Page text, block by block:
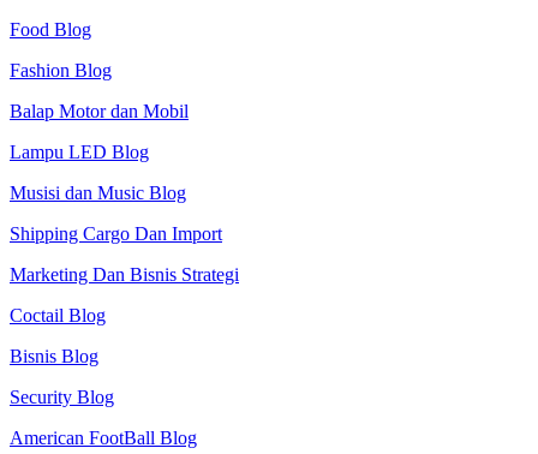
Food Blog
Fashion Blog
Balap Motor dan Mobil
Lampu LED Blog
Musisi dan Music Blog
Shipping Cargo Dan Import
Marketing Dan Bisnis Strategi
Coctail Blog
Bisnis Blog
Security Blog
American FootBall Blog